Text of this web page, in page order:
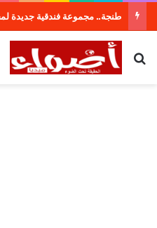
طنجة.. مجموعة فندقية جديدة
بحث عن